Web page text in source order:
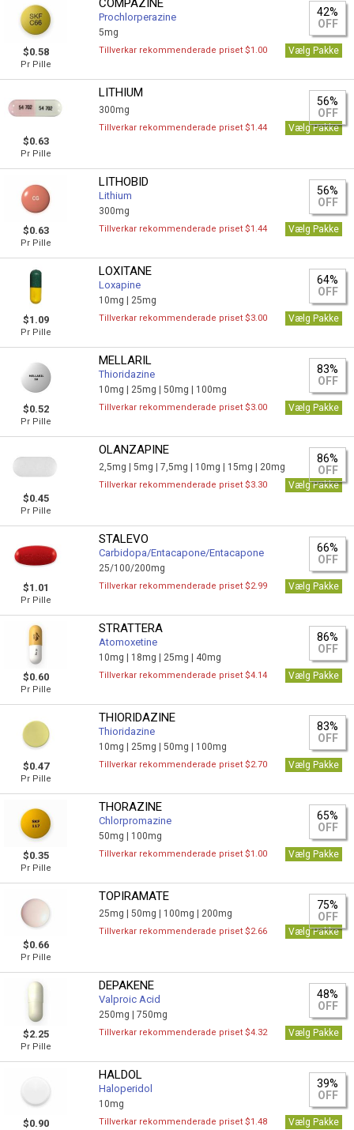
$0.58
Pr Pille
COMPAZINE
Prochlorperazine
5mg
42%
OFF
Tillverkar rekommenderade priset $1.00 Vælg Pakke
$0.63
Pr Pille
LITHIUM
300mg
56%
OFF
Tillverkar rekommenderade priset $1.44 Vælg Pakke
$0.63
Pr Pille
LITHOBID
Lithium
300mg
56%
OFF
Tillverkar rekommenderade priset $1.44 Vælg Pakke
$1.09
Pr Pille
LOXITANE
Loxapine
10mg | 25mg
64%
OFF
Tillverkar rekommenderade priset $3.00 Vælg Pakke
$0.52
Pr Pille
MELLARIL
Thioridazine
10mg | 25mg |50mg | 100mg
83%
OFF
Tillverkar rekommenderade priset $3.00 Vælg Pakke
$0.45
Pr Pille
OLANZAPINE
2,5mg |5mg |7,5mg | 10mg | 15mg | 20mg
86%
OFF
Tillverkar rekommenderade priset $3.30 Vælg Pakke
$1.01
Pr Pille
STALEVO
Carbidopa/Entacapone/Entacapone
25/100/200mg
66%
OFF
Tillverkar rekommenderade priset $2.99 Vælg Pakke
$0.60
Pr Pille
STRATTERA
Atomoxetine
10mg | 18mg | 25mg | 40mg
86%
OFF
Tillverkar rekommenderade priset $4.14 Vælg Pakke
$0.47
Pr Pille
THIORIDAZINE
Thioridazine
10mg | 25mg |50mg | 100mg
83%
OFF
Tillverkar rekommenderade priset $2.70 Vælg Pakke
$0.35
Pr Pille
THORAZINE
Chlorpromazine
50mg | 100mg
65%
OFF
Tillverkar rekommenderade priset $1.00 Vælg Pakke
$0.66
Pr Pille
TOPIRAMATE
25mg |50mg | 100mg | 200mg
75%
OFF
Tillverkar rekommenderade priset $2.66 Vælg Pakke
$2.25
Pr Pille
DEPAKENE
Valproic Acid
250mg |750mg
48%
OFF
Tillverkar rekommenderade priset $4.32 Vælg Pakke
$0.90
HALDOL
Haloperidol
10mg
39%
OFF
Tillverkar rekommenderade priset $1.48 Vælg Pakke